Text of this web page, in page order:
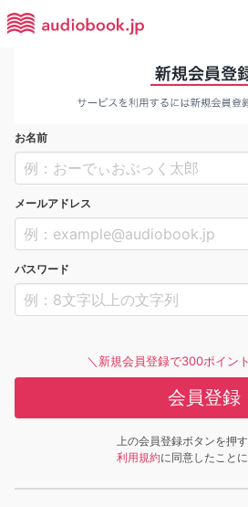
お名前
メールアドレス
パスワード
＼新規会員登録で300ポイン
会員登録
上の会員登録ボタンを押す
利用規約に同意したこと